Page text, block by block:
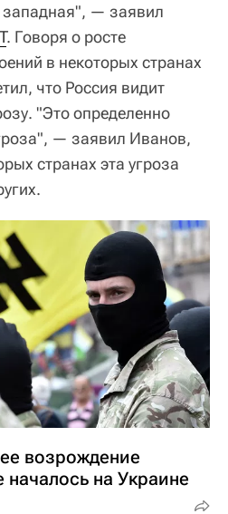
западная", — заявил
. Говоря о росте
в некоторых странах
что Россия видит
"Это определенно
— заявил Иванов,
странах эта угроза
возрождение
на Украине